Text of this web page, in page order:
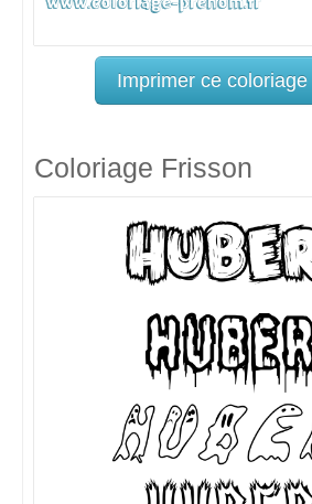
Imprimer ce coloriage
Coloriage Frisson